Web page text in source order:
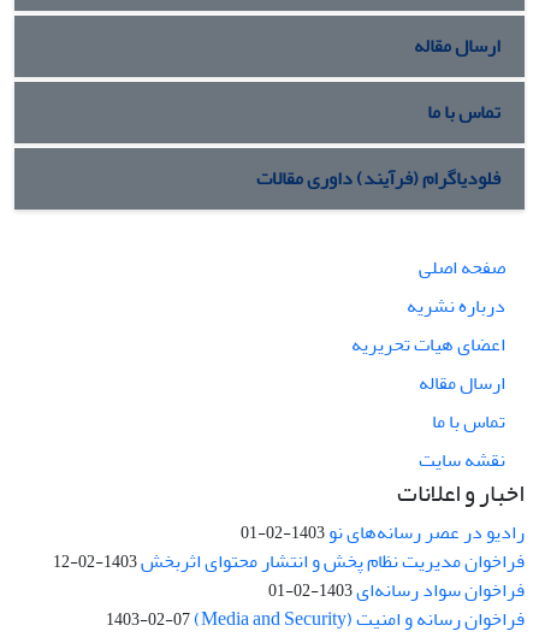
ارسال مقاله
تماس با ما
فلودیاگرام (فرآیند) داوری مقالات
صفحه اصلی
درباره نشریه
اعضای هیات تحریریه
ارسال مقاله
تماس با ما
نقشه سایت
اخبار و اعلانات
رادیو در عصر رسانه‌های نو1403-02-01
فراخوان مدیریت نظام پخش و انتشار محتوای اثربخش1403-02-12
فراخوان سواد رسانه‌ای1403-02-01
فراخوان رسانه و امنیت (Media and Security) 1403-02-07